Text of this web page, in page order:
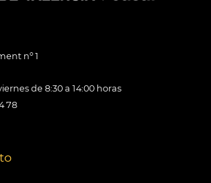
nº 1
de 8:30 a 14:00 horas
78